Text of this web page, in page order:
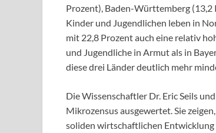
Prozent), Baden-Württemberg (13,2
Kinder und Jugendlichen leben in
mit 22,8 Prozent auch eine relativ
und Jugendliche in Armut als in
diese drei Länder deutlich mehr
Die Wissenschaftler Dr. Eric Seils
Mikrozensus ausgewertet. Sie
soliden wirtschaftlichen Entwicklung